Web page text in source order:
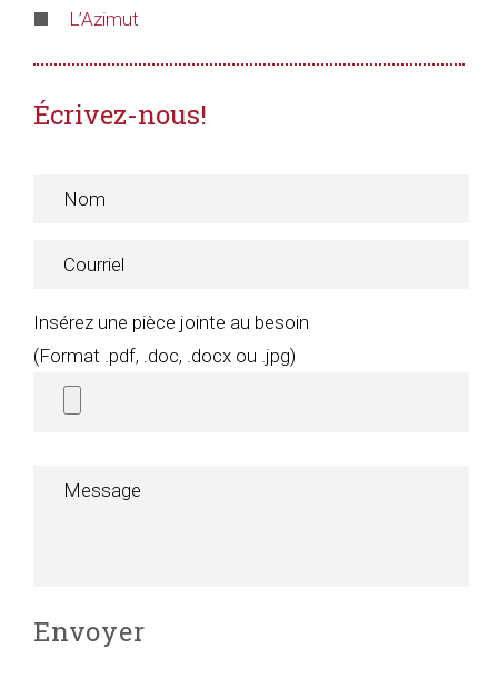
L’Azimut
Écrivez-nous!
Insérez une pièce jointe au besoin
(Format .pdf, .doc, .docx ou .jpg)